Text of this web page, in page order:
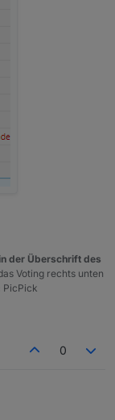
der Überschrift des
Voting rechts unten
PicPick
0